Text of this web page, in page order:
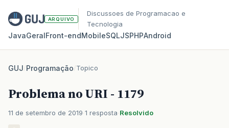
ARQUIVO
Discussoes de Programacao e
Tecnologia
JavaGeralFront‑endMobileSQLJSPHPAndroid
GUJ/Programação/Topico
Problema no URI - 1179
11 de setembro de 2019 1 resposta Resolvido